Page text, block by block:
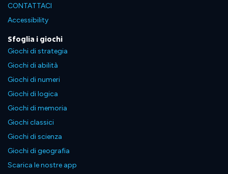
CONTATTACI
Accessibility
Sfoglia i giochi
Giochi di strategia
Giochi di abilità
Giochi di numeri
Giochi di logica
Giochi di memoria
Giochi classici
Giochi di scienza
Giochi di geografia
Scarica le nostre app